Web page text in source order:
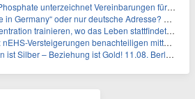
Vereinbarungen für nicht zu refundierende Zuwendungen in Höhe von 4,84 Mio. $ von der kanadischen Regierung für Straßeninfrastruktur und Stromübertragungsleitungen
oder nur deutsche Adresse? So erkennen Sie, wo Ihre Leiterplatten wirklich gefertigt werden
trainieren, wo das Leben stattfindet: Mobile EEG-Technologie bringt Neurofeedback in den Alltag
Versteigerungen benachteiligen mittelständische Unternehmen
Silber – Beziehung ist Gold! 11.08. Berlin – 18:30 Uhr